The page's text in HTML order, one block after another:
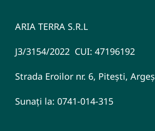
ARIA TERRA S.R.L
J3/3154/2022 CUI: 47196192
Strada Eroilor nr. 6, Pitești, Argeș
Sunați la: 0741-014-315